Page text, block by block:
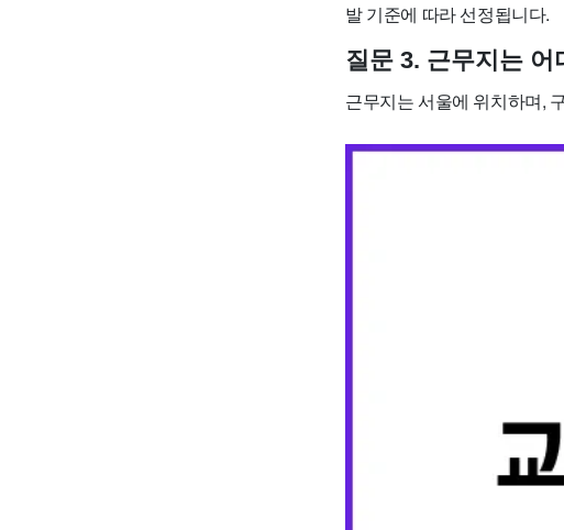
발 기준에 따라 선정됩니다.
질문 3. 근무지는 어
근무지는 서울에 위치하며,